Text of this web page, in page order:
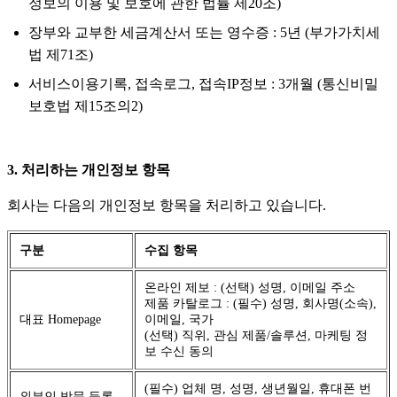
장부와 교부한 세금계산서 또는 영수증 : 5년 (부가가치세
법 제71조)
서비스이용기록, 접속로그, 접속IP정보 : 3개월 (통신비밀
보호법 제15조의2)
3. 처리하는 개인정보 항목
회사는 다음의 개인정보 항목을 처리하고 있습니다.
구분 수집 항목
대표 Homepage
온라인 제보 : (선택) 성명, 이메일 주소
제품 카탈로그 : (필수) 성명, 회사명(소속),
이메일, 국가
(선택) 직위, 관심 제품/솔루션, 마케팅 정
보 수신 동의
(필수) 업체 명, 성명, 생년월일, 휴대폰 번